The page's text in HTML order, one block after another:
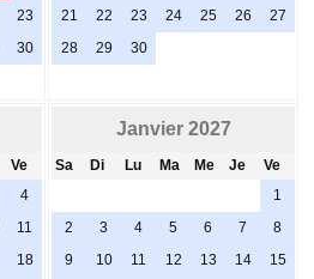
23
30
21
22 23 24 25 26
27
28
29 30
Ve
4
11
18
Janvier 2027
Sa Di Lu Ma Me Je
Ve
1
2
3 4 5 6 7
8
9
10 11 12 13 14
15